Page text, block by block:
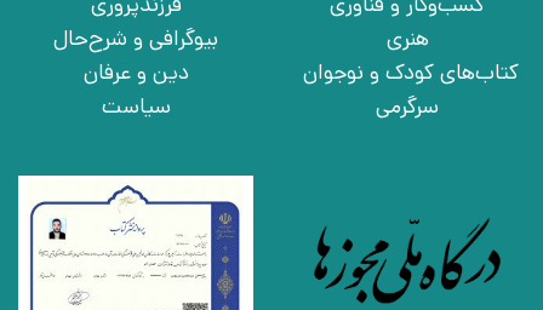
هنری
کتاب‌های کودک و نوجوان
سرگرمی
بیوگرافی و شرح‌حال
دین و عرفان
سیاست